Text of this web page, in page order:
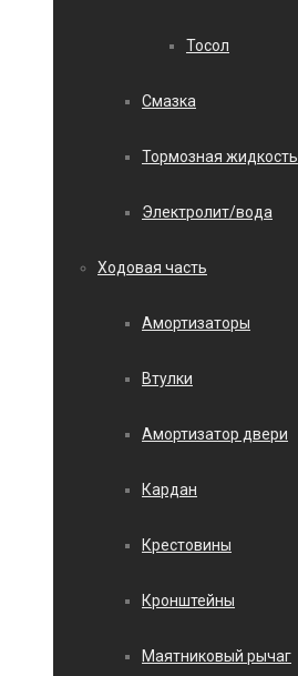
Тосол
Смазка
Тормозная жидкость
Электролит/вода
Ходовая часть
Амортизаторы
Втулки
Амортизатор двери
Кардан
Крестовины
Кронштейны
Маятниковый рычаг